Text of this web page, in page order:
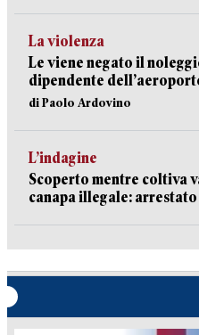
La violenza
Le viene negato il
dipendente
di Paolo Ardovino
L’indagine
Scoperto mentre coltiva
canapa illegale: arrestato